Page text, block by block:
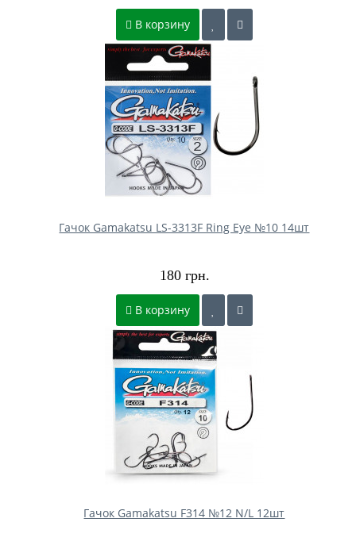
В корзину
Гачок Gamakatsu LS-3313F Ring Eye №10 14шт
180 грн.
В корзину
Гачок Gamakatsu F314 №12 N/L 12шт